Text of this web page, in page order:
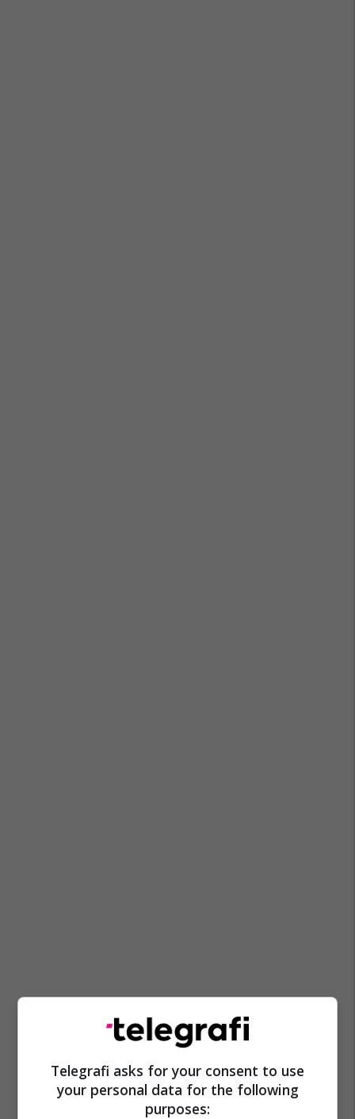
Telegrafi asks for your consent to use
your personal data for the following
purposes: